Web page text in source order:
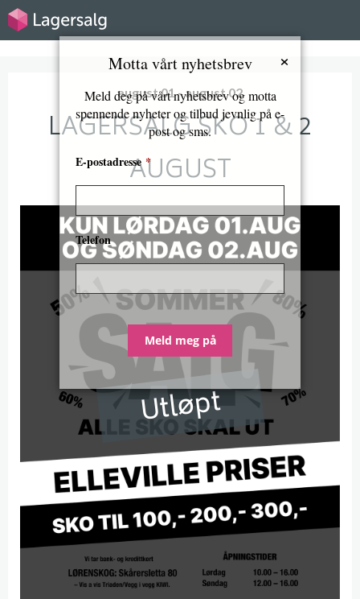
august 01 - august 02
LAGERSALG SKO 1 & 2
AUGUST
Utløpt
×
Motta vårt nyhetsbrev
Meld deg på vårt nyhetsbrev og motta
spennende nyheter og tilbud jevnlig på e-
post og sms.
E-postadresse *
Telefon